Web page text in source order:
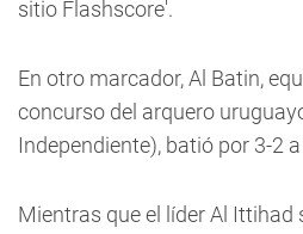
sitio Flashscore'.
En otro marcador, Al Batin,
concurso del arquero
Independiente), batió por 3-2
Mientras que el líder Al